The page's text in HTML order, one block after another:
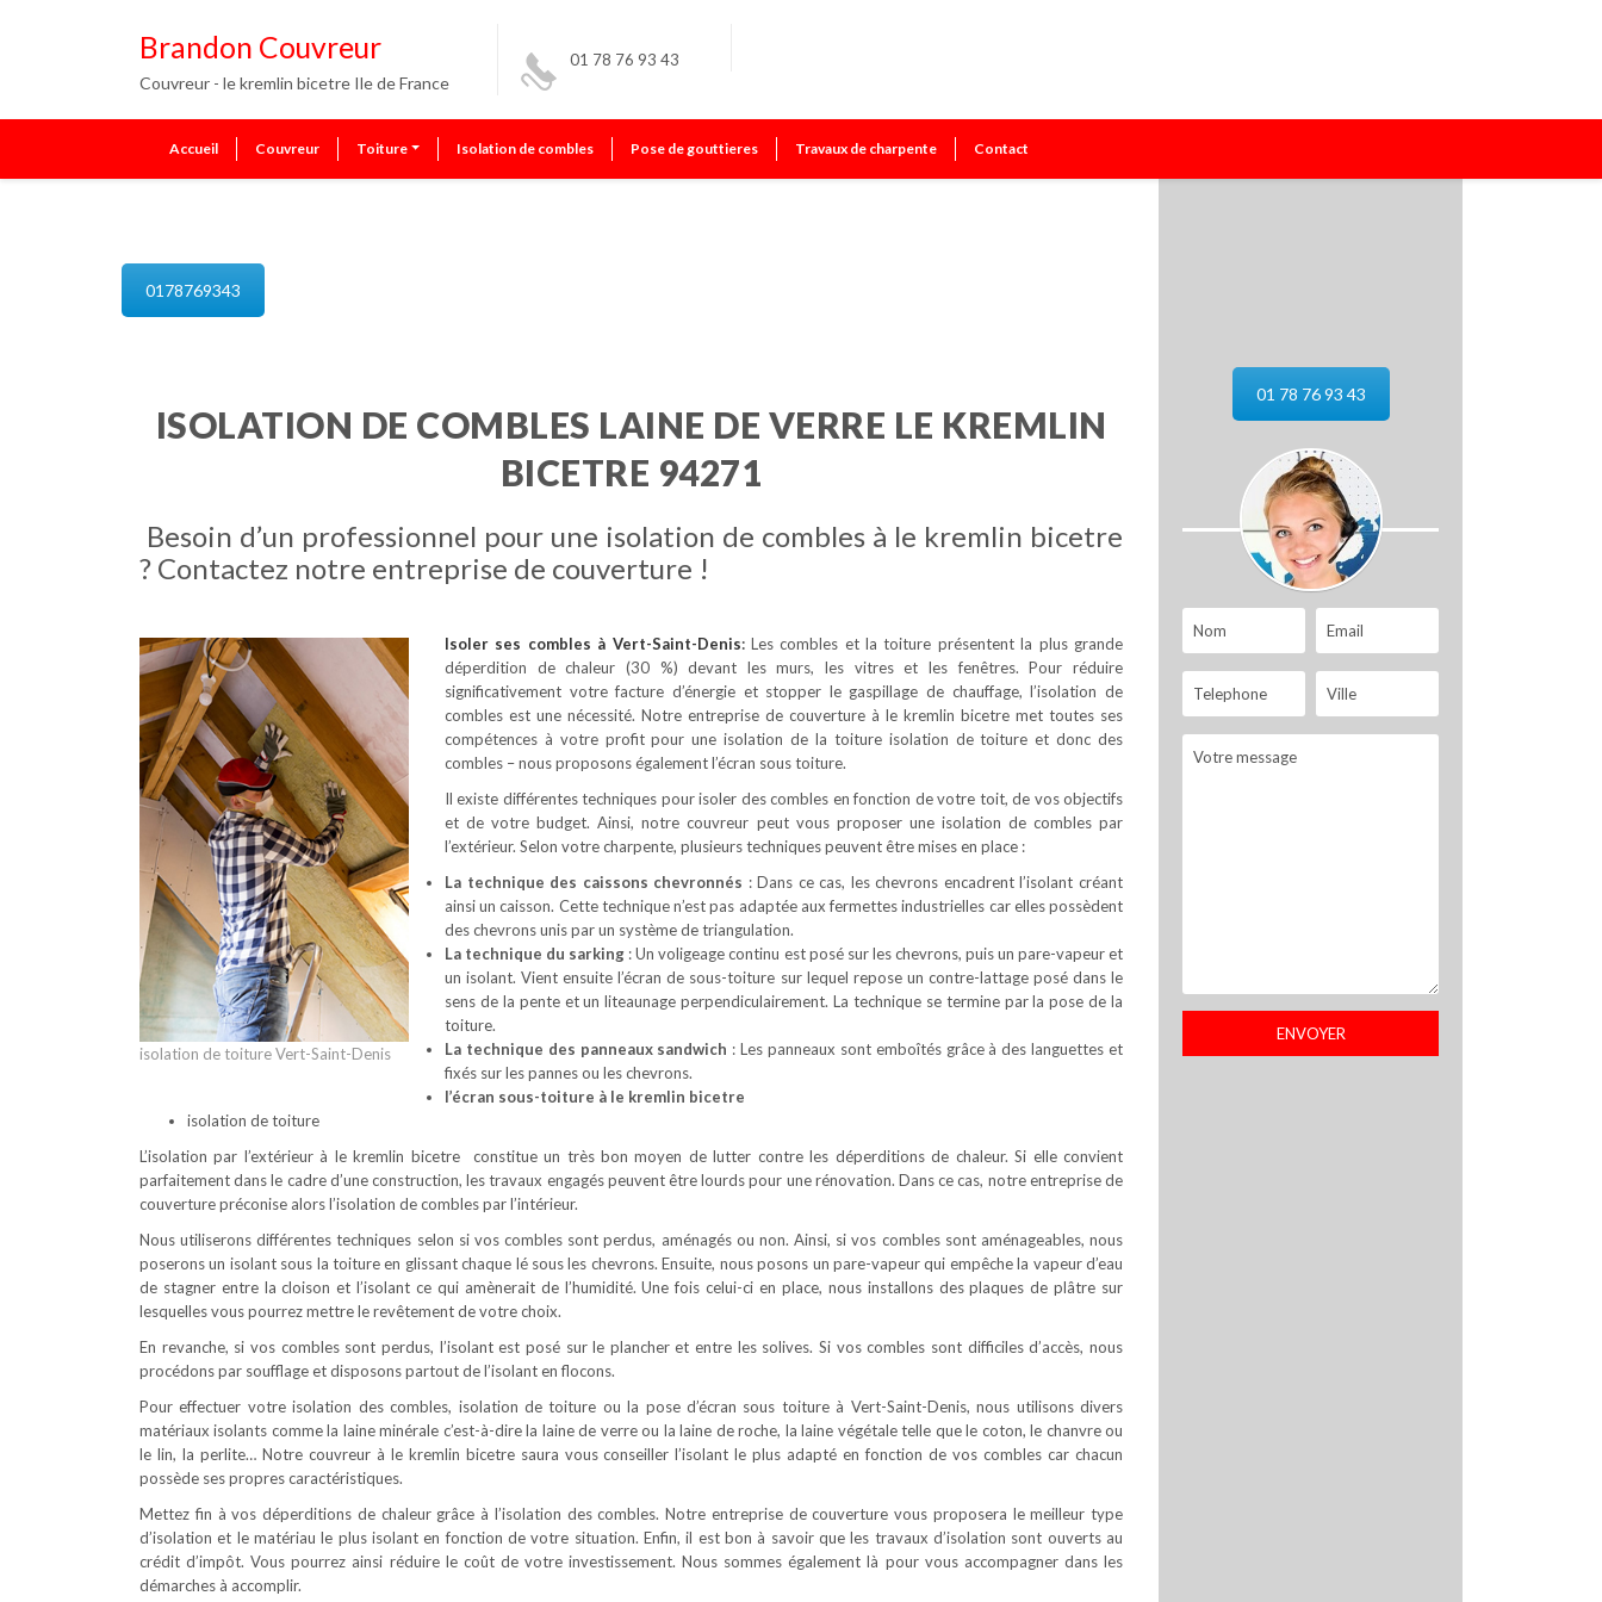
Brandon Couvreur
Couvreur - le kremlin bicetre Ile de France
01 78 76 93 43
Accueil Couvreur Toiture Isolation de combles Pose de gouttieres Travaux de charpente Contact
0178769343
ISOLATION DE COMBLES LAINE DE VERRE LE KREMLIN
BICETRE 94271
Besoin d’un professionnel pour une isolation de combles à le kremlin bicetre
? Contactez notre entreprise de couverture !
isolation de toiture Vert-Saint-Denis
Isoler ses combles à Vert-Saint-Denis:Les combles et la toiture présentent la plus grande
déperdition de chaleur (30 %) devant les murs, les vitres et les fenêtres. Pour réduire
significativement votre facture d’énergie et stopper le gaspillage de chauffage, l’isolation de
combles est une nécessité. Notre entreprise de couverture à le kremlin bicetre met toutes ses
compétences à votre profit pour une isolation de la toiture isolation de toiture et donc des
combles – nous proposons également l’écran sous toiture.
Il existe différentes techniques pour isoler des combles en fonction de votre toit, de vos objectifs
et de votre budget. Ainsi, notre couvreur peut vous proposer une isolation de combles par
l’extérieur. Selon votre charpente, plusieurs techniques peuvent être mises en place :
La technique des caissons chevronnés : Dans ce cas, les chevrons encadrent l’isolant créant
ainsi un caisson. Cette technique n’est pas adaptée aux fermettes industrielles car elles possèdent
des chevrons unis par un système de triangulation.
La technique du sarking : Un voligeage continu est posé sur les chevrons, puis un pare-vapeur et
un isolant. Vient ensuite l’écran de sous-toiture sur lequel repose un contre-lattage posé dans le
sens de la pente et un liteaunage perpendiculairement. La technique se termine par la pose de la
toiture.
La technique des panneaux sandwich : Les panneaux sont emboîtés grâce à des languettes et
fixés sur les pannes ou les chevrons.
l’écran sous-toiture à le kremlin bicetre
isolation de toiture
L’isolation par l’extérieur à le kremlin bicetre constitue un très bon moyen de lutter contre les déperditions de chaleur. Si elle convient
parfaitement dans le cadre d’une construction, les travaux engagés peuvent être lourds pour une rénovation. Dans ce cas, notre entreprise de
couverture préconise alors l’isolation de combles par l’intérieur.
Nous utiliserons différentes techniques selon si vos combles sont perdus, aménagés ou non. Ainsi, si vos combles sont aménageables, nous
poserons un isolant sous la toiture en glissant chaque lé sous les chevrons. Ensuite, nous posons un pare-vapeur qui empêche la vapeur d’eau
de stagner entre la cloison et l’isolant ce qui amènerait de l’humidité. Une fois celui-ci en place, nous installons des plaques de plâtre sur
lesquelles vous pourrez mettre le revêtement de votre choix.
En revanche, si vos combles sont perdus, l’isolant est posé sur le plancher et entre les solives. Si vos combles sont difficiles d’accès, nous
procédons par soufflage et disposons partout de l’isolant en flocons.
Pour effectuer votre isolation des combles, isolation de toiture ou la pose d’écran sous toiture à Vert-Saint-Denis, nous utilisons divers
matériaux isolants comme la laine minérale c’est-à-dire la laine de verre ou la laine de roche, la laine végétale telle que le coton, le chanvre ou
le lin, la perlite… Notre couvreur à le kremlin bicetre saura vous conseiller l’isolant le plus adapté en fonction de vos combles car chacun
possède ses propres caractéristiques.
Mettez fin à vos déperditions de chaleur grâce à l’isolation des combles. Notre entreprise de couverture vous proposera le meilleur type
d’isolation et le matériau le plus isolant en fonction de votre situation. Enfin, il est bon à savoir que les travaux d’isolation sont ouverts au
crédit d’impôt. Vous pourrez ainsi réduire le coût de votre investissement. Nous sommes également là pour vous accompagner dans les
démarches à accomplir.
01 78 76 93 43